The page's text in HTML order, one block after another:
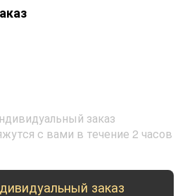
заказ
с вами в течение 2 часов
заказ